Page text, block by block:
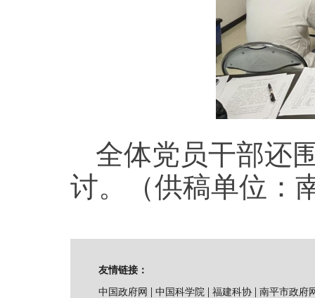
全体党员干部还
讨。（供稿单位：
友情链接：
中国政府网 | 中国科学院 | 福建科协 | 南平市政府